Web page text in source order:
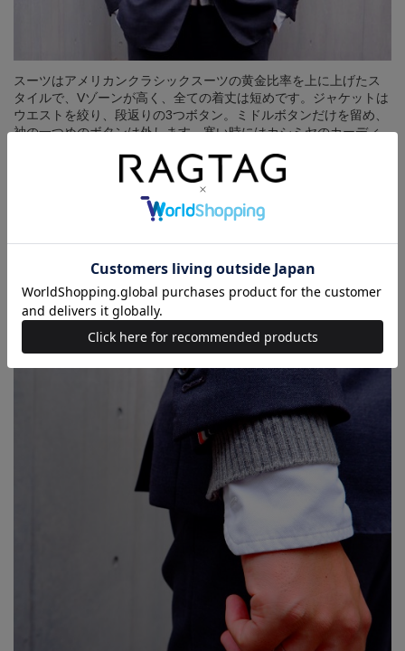
スーツはアメリカンクラシックスーツの黄金比率を上に上げたス
タイルで、Vゾーンが高く、全ての着丈は短めです。ジャケットは
ウエストを絞り、段返りの3つボタン。ミドルボタンだけを留め、
袖の一つめのボタンは外します。寒い時にはカシミヤのカーディ